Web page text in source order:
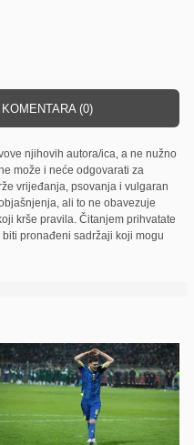
(0)
njihovih autora/ica, a ne nužno
može i neće odgovarati za
vrijeđanja, psovanja i vulgaran
ali to ne obavezuje
krše pravila. Čitanjem prihvatate
pronađeni sadržaji koji mogu